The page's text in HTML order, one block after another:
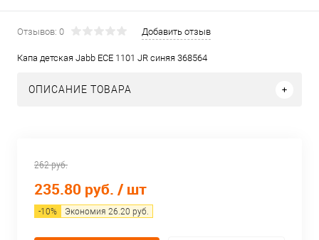
Отзывов: 0 Добавить отзыв
Капа детская Jabb ECE 1101 JR синяя 368564
ОПИСАНИЕ ТОВАРА
262 руб.
235.80 руб. / шт
-10% Экономия 26.20 руб.